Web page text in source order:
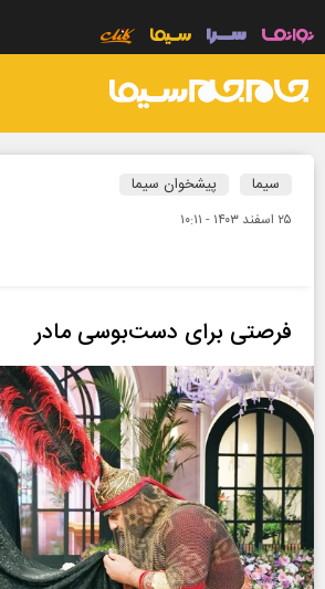
سیما پیشخوان سیما
۲۵ اسفند ۱۴۰۳ - ۱۰:۱۱
فرصتی برای دست‌بوسی مادر